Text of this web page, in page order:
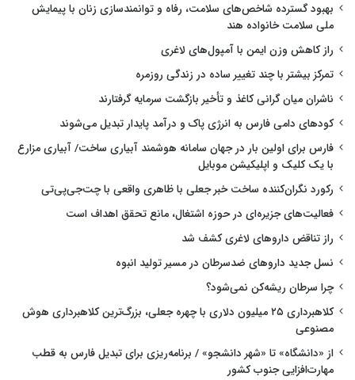
بهبود گسترده شاخص‌های سلامت، رفاه و توانمندسازی زنان با پیمایش
ملی سلامت خانواده هند
راز کاهش وزن ایمن با آمپول‌های لاغری
تمرکز بیشتر با چند تغییر ساده در زندگی روزمره
ناشران میان گرانی کاغذ و تأخیر بازگشت سرمایه گرفتارند
کودهای دامی فارس به انرژی پاک و درآمد پایدار تبدیل می‌شوند
فارس برای اولین بار در جهان سامانه هوشمند آبیاری ساخت/ آبیاری مزارع
با یک کلیک و اپلیکیشن موبایل
رکورد نگران‌کننده ساخت خبر جعلی با ظاهری واقعی با چت‌جی‌پی‌تی
فعالیت‌های جزیره‌ای در حوزه اشتغال، مانع تحقق اهداف است
راز تناقض داروهای لاغری کشف شد
نسل جدید داروهای ضدسرطان در مسیر تولید انبوه
چرا سرطان ریشه‌کن نمی‌شود؟
کلاهبرداری ۲۵ میلیون دلاری با چهره جعلی، بزرگ‌ترین کلاهبرداری هوش
مصنوعی
از «دانشگاه» تا «شهر دانشجو» / برنامه‌ریزی برای تبدیل فارس به قطب
مهارت‌افزایی جنوب کشور